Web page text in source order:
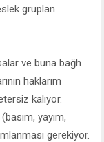
gruplan
ve buna bağh
haklarım
kalıyor.
yayım,
gerekiyor.